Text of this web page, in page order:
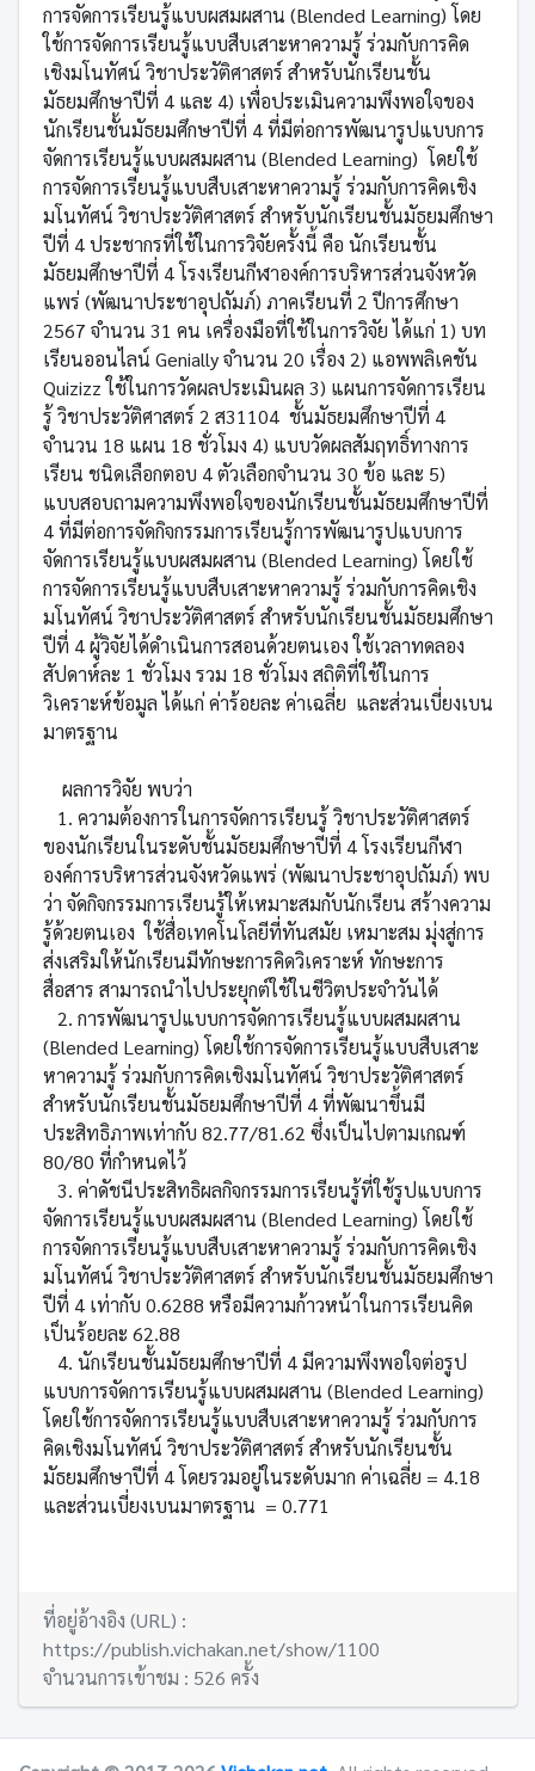
การจัดการเรียนรู้แบบผสมผสาน (Blended Learning) โดย
ใช้การจัดการเรียนรู้แบบสืบเสาะหาความรู้ ร่วมกับการคิด
เชิงมโนทัศน์ วิชาประวัติศาสตร์ สำหรับนักเรียนชั้น
มัธยมศึกษาปีที่ 4 และ 4) เพื่อประเมินความพึงพอใจของ
นักเรียนชั้นมัธยมศึกษาปีที่ 4 ที่มีต่อการพัฒนารูปแบบการ
จัดการเรียนรู้แบบผสมผสาน (Blended Learning) โดยใช้
การจัดการเรียนรู้แบบสืบเสาะหาความรู้ ร่วมกับการคิดเชิง
มโนทัศน์ วิชาประวัติศาสตร์ สำหรับนักเรียนชั้นมัธยมศึกษา
ปีที่ 4 ประชากรที่ใช้ในการวิจัยครั้งนี้ คือ นักเรียนชั้น
มัธยมศึกษาปีที่ 4 โรงเรียนกีฬาองค์การบริหารส่วนจังหวัด
แพร่ (พัฒนาประชาอุปถัมภ์) ภาคเรียนที่ 2 ปีการศึกษา
2567 จำนวน 31 คน เครื่องมือที่ใช้ในการวิจัย ได้แก่ 1) บท
เรียนออนไลน์ Genially จำนวน 20 เรื่อง 2) แอพพลิเคชัน
Quizizz ใช้ในการวัดผลประเมินผล 3) แผนการจัดการเรียน
รู้ วิชาประวัติศาสตร์ 2 ส31104 ชั้นมัธยมศึกษาปีที่ 4
จำนวน 18 แผน 18 ชั่วโมง 4) แบบวัดผลสัมฤทธิ์ทางการ
เรียน ชนิดเลือกตอบ 4 ตัวเลือกจำนวน 30 ข้อ และ 5)
แบบสอบถามความพึงพอใจของนักเรียนชั้นมัธยมศึกษาปีที่
4 ที่มีต่อการจัดกิจกรรมการเรียนรู้การพัฒนารูปแบบการ
จัดการเรียนรู้แบบผสมผสาน (Blended Learning) โดยใช้
การจัดการเรียนรู้แบบสืบเสาะหาความรู้ ร่วมกับการคิดเชิง
มโนทัศน์ วิชาประวัติศาสตร์ สำหรับนักเรียนชั้นมัธยมศึกษา
ปีที่ 4 ผู้วิจัยได้ดำเนินการสอนด้วยตนเอง ใช้เวลาทดลอง
สัปดาห์ละ 1 ชั่วโมง รวม 18 ชั่วโมง สถิติที่ใช้ในการ
วิเคราะห์ข้อมูล ได้แก่ ค่าร้อยละ ค่าเฉลี่ย และส่วนเบี่ยงเบน
มาตรฐาน
ผลการวิจัย พบว่า
1. ความต้องการในการจัดการเรียนรู้ วิชาประวัติศาสตร์
ของนักเรียนในระดับชั้นมัธยมศึกษาปีที่ 4 โรงเรียนกีฬา
องค์การบริหารส่วนจังหวัดแพร่ (พัฒนาประชาอุปถัมภ์) พบ
ว่า จัดกิจกรรมการเรียนรู้ให้เหมาะสมกับนักเรียน สร้างความ
รู้ด้วยตนเอง ใช้สื่อเทคโนโลยีที่ทันสมัย เหมาะสม มุ่งสู่การ
ส่งเสริมให้นักเรียนมีทักษะการคิดวิเคราะห์ ทักษะการ
สื่อสาร สามารถนำไปประยุกต์ใช้ในชีวิตประจำวันได้
2. การพัฒนารูปแบบการจัดการเรียนรู้แบบผสมผสาน
(Blended Learning) โดยใช้การจัดการเรียนรู้แบบสืบเสาะ
หาความรู้ ร่วมกับการคิดเชิงมโนทัศน์ วิชาประวัติศาสตร์
สำหรับนักเรียนชั้นมัธยมศึกษาปีที่ 4 ที่พัฒนาขึ้นมี
ประสิทธิภาพเท่ากับ 82.77/81.62 ซึ่งเป็นไปตามเกณฑ์
80/80 ที่กำหนดไว้
3. ค่าดัชนีประสิทธิผลกิจกรรมการเรียนรู้ที่ใช้รูปแบบการ
จัดการเรียนรู้แบบผสมผสาน (Blended Learning) โดยใช้
การจัดการเรียนรู้แบบสืบเสาะหาความรู้ ร่วมกับการคิดเชิง
มโนทัศน์ วิชาประวัติศาสตร์ สำหรับนักเรียนชั้นมัธยมศึกษา
ปีที่ 4 เท่ากับ 0.6288 หรือมีความก้าวหน้าในการเรียนคิด
เป็นร้อยละ 62.88
4. นักเรียนชั้นมัธยมศึกษาปีที่ 4 มีความพึงพอใจต่อรูป
แบบการจัดการเรียนรู้แบบผสมผสาน (Blended Learning)
โดยใช้การจัดการเรียนรู้แบบสืบเสาะหาความรู้ ร่วมกับการ
คิดเชิงมโนทัศน์ วิชาประวัติศาสตร์ สำหรับนักเรียนชั้น
มัธยมศึกษาปีที่ 4 โดยรวมอยู่ในระดับมาก ค่าเฉลี่ย = 4.18
และส่วนเบี่ยงเบนมาตรฐาน = 0.771
ที่อยู่อ้างอิง (URL) :
https://publish.vichakan.net/show/1100
จำนวนการเข้าชม : 526 ครั้ง